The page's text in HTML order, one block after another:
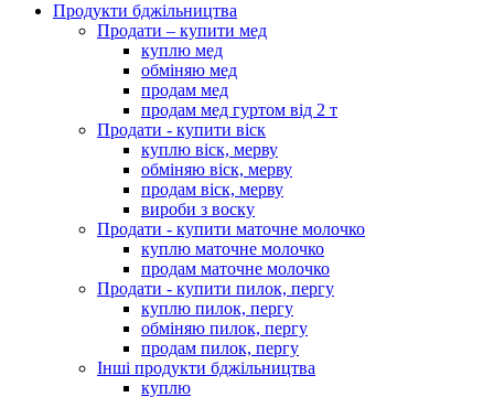
Продукти бджільництва
Продати – купити мед
куплю мед
обміняю мед
продам мед
продам мед гуртом від 2 т
Продати - купити віск
куплю віск, мерву
обміняю віск, мерву
продам віск, мерву
вироби з воску
Продати - купити маточне молочко
куплю маточне молочко
продам маточне молочко
Продати - купити пилок, пергу
куплю пилок, пергу
обміняю пилок, пергу
продам пилок, пергу
Інші продукти бджільництва
куплю